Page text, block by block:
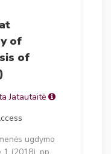
of
of
Jatautaitė
ugdymo
(2018), pp.